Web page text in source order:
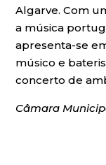
Algarve. Com
a música
apresenta-se
músico e
concerto de
Câmara